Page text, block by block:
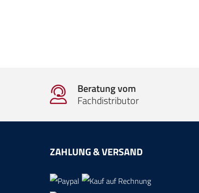
Beratung vom
Fachdistributor
ZAHLUNG & VERSAND